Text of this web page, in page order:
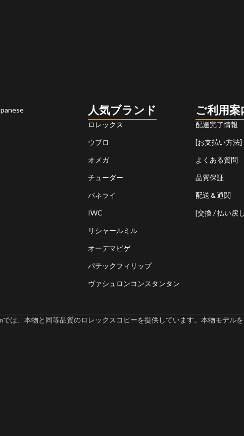
人気ブランド
ロレックス
ウブロ
オメガ
チューダー
パネライ
IWC
リシャールミル
オーデマピゲ
パテックフィリップ
ヴァシュロンコンスタンタン
ご利用案
配達完了情報
[お支払い方法]
よくある質問
品質保証
配送＆通関
[交換 / 払い戻
は、本物と同等品質のロレックスコピーを提供しています。本物モデル